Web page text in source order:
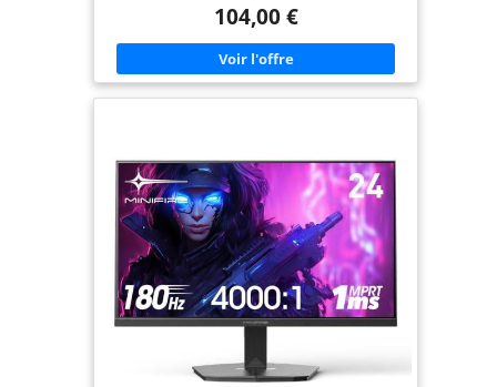
technologie ASUS Extreme Low Motion Blur (ELMB
) pour réduire davantage les images fantômes et le
flou de mouvement FreeSync Premium offre une
expérience de jeu fluide et sans déchirure en
activant le VRR (taux de rafraîchissement variable)
par défaut DisplayWidget Center permet un accès
l'IA pour améliorer l'expérience de jeu des
utilisateurs
104,00 €